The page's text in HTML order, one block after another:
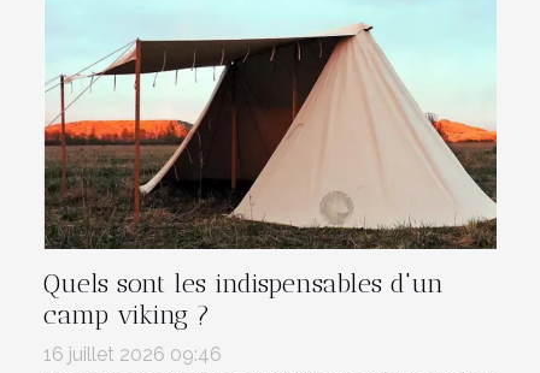
Quels sont les indispensables d'un
camp viking ?
16 juillet 2026 09:46